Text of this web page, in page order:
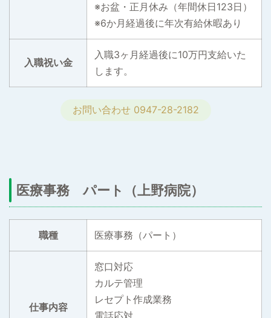
※お盆・正月休み（年間休日123日）
※6か月経過後に年次有給休暇あり
入職祝い金
入職3ヶ月経過後に10万円支給いた
します。
お問い合わせ 0947-28-2182
医療事務 パート（上野病院）
職種 医療事務（パート）
仕事内容
窓口対応
カルテ管理
レセプト作成業務
電話応対